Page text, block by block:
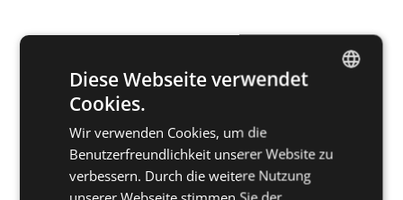
Diese Webseite verwendet
Cookies.
Wir verwenden Cookies, um die
Benutzerfreundlichkeit unserer Website zu
verbessern. Durch die weitere Nutzung